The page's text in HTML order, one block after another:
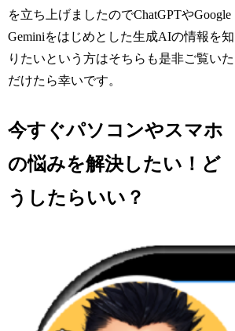
を立ち上げましたのでChatGPTやGoogle
Geminiをはじめとした生成AIの情報を知
りたいという方はそちらも是非ご覧いた
だけたら幸いです。
今すぐパソコンやスマホ
の悩みを解決したい！ど
うしたらいい？